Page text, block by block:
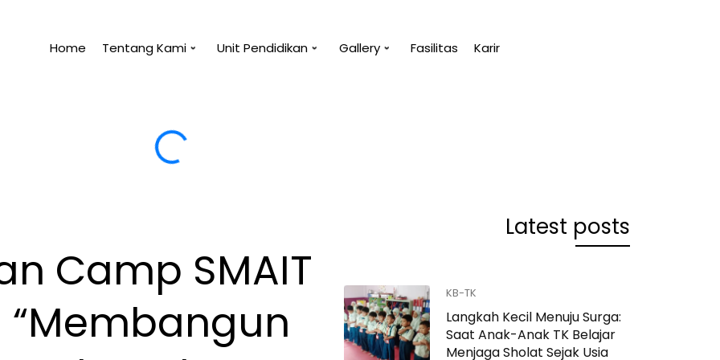
Home Tentang Kami Unit Pendidikan Gallery Fasilitas Karir
Camp SMAIT
Latest posts
KB-TK
Langkah Kecil Menuju Surga:
Saat Anak-Anak TK Belajar
Menjaga Sholat Sejak Usia